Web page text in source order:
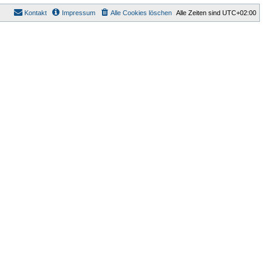
Alle Zeiten sind UTC+02:00
Alle Cookies löschen
Impressum
Kontakt